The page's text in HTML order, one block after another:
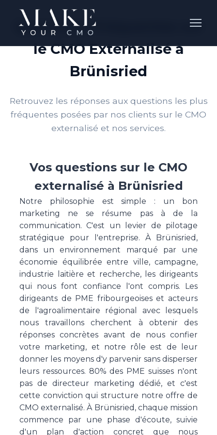
Questions Fréquentes sur
le CMO Externalisé à
Brünisried
Retrouvez les réponses aux questions les plus
fréquentes posées par nos clients sur le CMO
externalisé et nos services.
Vos questions sur le CMO
externalisé à Brünisried
Notre philosophie est simple : un bon
marketing ne se résume pas à de la
communication. C'est un levier de pilotage
stratégique pour l'entreprise. À Brünisried,
dans un environnement marqué par une
économie équilibrée entre ville, campagne,
industrie laitière et recherche, les dirigeants
qui nous font confiance l'ont compris. Les
dirigeants de PME fribourgeoises et acteurs
de l'agroalimentaire régional avec lesquels
nous travaillons cherchent à obtenir des
réponses concrètes avant de nous confier
votre marketing, et notre rôle est de leur
donner les moyens d'y parvenir sans disperser
leurs ressources. 80% des PME suisses n'ont
pas de directeur marketing dédié, et c'est
cette conviction qui structure notre offre de
CMO externalisé. À Brünisried, chaque mission
commence par une phase d'écoute, suivie
d'un plan d'action concret que nous